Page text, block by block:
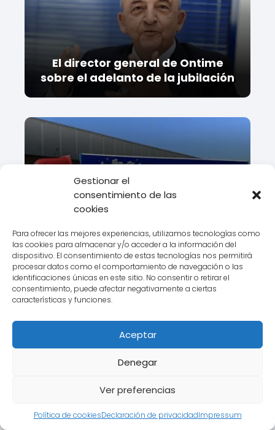
Gestionar el
consentimiento de las
cookies
Para ofrecer las mejores experiencias, utilizamos tecnologías como
las cookies para almacenar y/o acceder a la información del
dispositivo. El consentimiento de estas tecnologías nos permitirá
procesar datos como el comportamiento de navegación o las
identificaciones únicas en este sitio. No consentir o retirar el
consentimiento, puede afectar negativamente a ciertas
características y funciones.
Aceptar
Denegar
Ver preferencias
Política de cookiesDeclaración de privacidadImpressum
El director general de Ontime
sobre el adelanto de la jubilación
Ontime invierte en la empresa
aragonesa TAC
Andalucía avanza hacia la cota
de los 300 millones de toneladas
en sus carreteras con un 14% de
los tráficos estatales